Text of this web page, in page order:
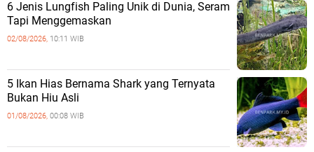
6 Jenis Lungfish Paling Unik di Dunia, Seram
Tapi Menggemaskan
02/08/2026, 10:11 WIB
5 Ikan Hias Bernama Shark yang Ternyata
Bukan Hiu Asli
01/08/2026, 00:08 WIB